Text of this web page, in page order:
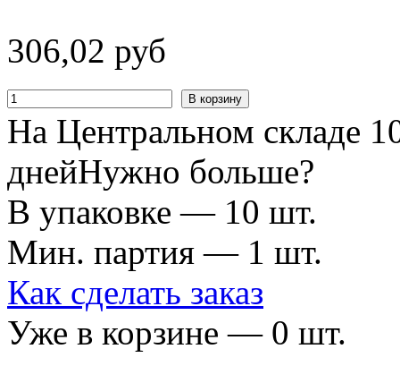
306,02 руб
В корзину
На Центральном складе
днейНужно больше?
В упаковке — 10 шт.
Мин. партия — 1 шт.
Как сделать заказ
Уже в корзине — 0 шт.